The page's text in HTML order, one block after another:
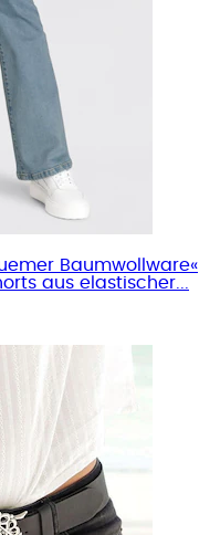
Baumwollware«
aus elastischer...